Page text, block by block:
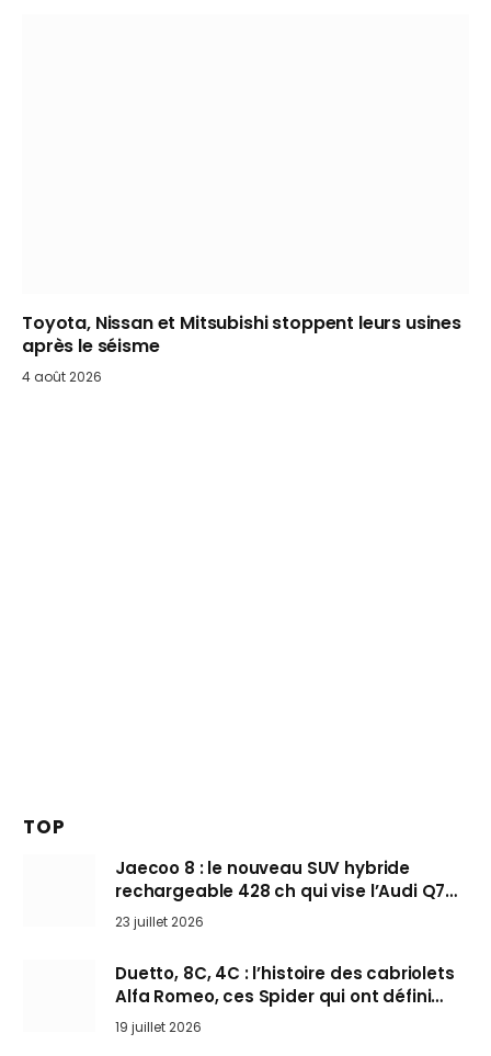
Toyota, Nissan et Mitsubishi stoppent leurs usines
après le séisme
4 août 2026
TOP
Jaecoo 8 : le nouveau SUV hybride
rechargeable 428 ch qui vise l’Audi Q7
arrive en Europe cet automne
23 juillet 2026
Duetto, 8C, 4C : l’histoire des cabriolets
Alfa Romeo, ces Spider qui ont défini
l’art de rouler cheveux au vent
19 juillet 2026